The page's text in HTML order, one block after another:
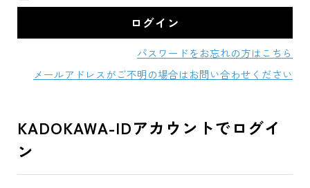
パスワードをお忘れの方はこちら
メールアドレスがご不明の場合はお問い合わせください
KADOKAWA-IDアカウントでログイ
ン